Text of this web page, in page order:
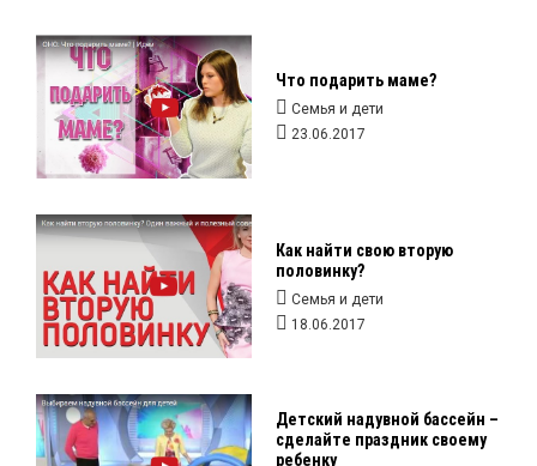
Что подарить маме?
Семья и дети
23.06.2017
Как найти свою вторую
половинку?
Семья и дети
18.06.2017
Детский надувной бассейн –
сделайте праздник своему
ребенку